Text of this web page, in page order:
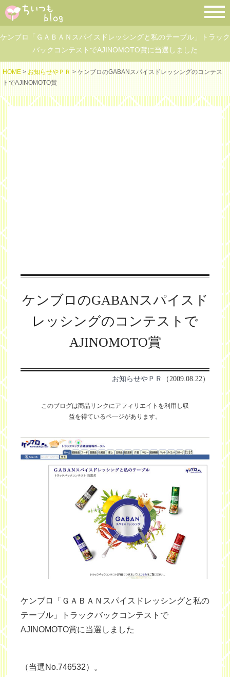
ケンブロ「ＧＡＢＡＮスパイスドレッシングと私のテーブル」トラック
バックコンテストでAJINOMOTO賞に当選しました
HOME > お知らせやＰＲ > ケンブロのGABANスパイスドレッシングのコンテス
トでAJINOMOTO賞
ケンブロのGABANスパイスド
レッシングのコンテストで
AJINOMOTO賞
お知らせやＰＲ （2009.08.22）
このブログは商品リンクにアフィリエイトを利用し収
益を得ているペ―ジがあります。
ケンブロ「ＧＡＢＡＮスパイスドレッシングと私の
テーブル」トラックバックコンテストで
AJINOMOTO賞に当選しました
（当選No.746532）。